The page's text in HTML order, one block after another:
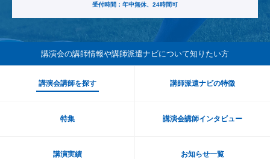
受付時間：年中無休、24時間可
講演会の講師情報や講師派遣ナビについて知りたい方
講演会講師を探す 講師派遣ナビの特徴
特集 講演会講師インタビュー
講演実績 お知らせ一覧